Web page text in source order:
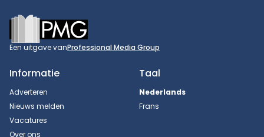
Footer
Een uitgave vanProfessional Media Group
Informatie
Adverteren
Nieuws melden
Vacatures
Over ons
Taal
Nederlands
Frans